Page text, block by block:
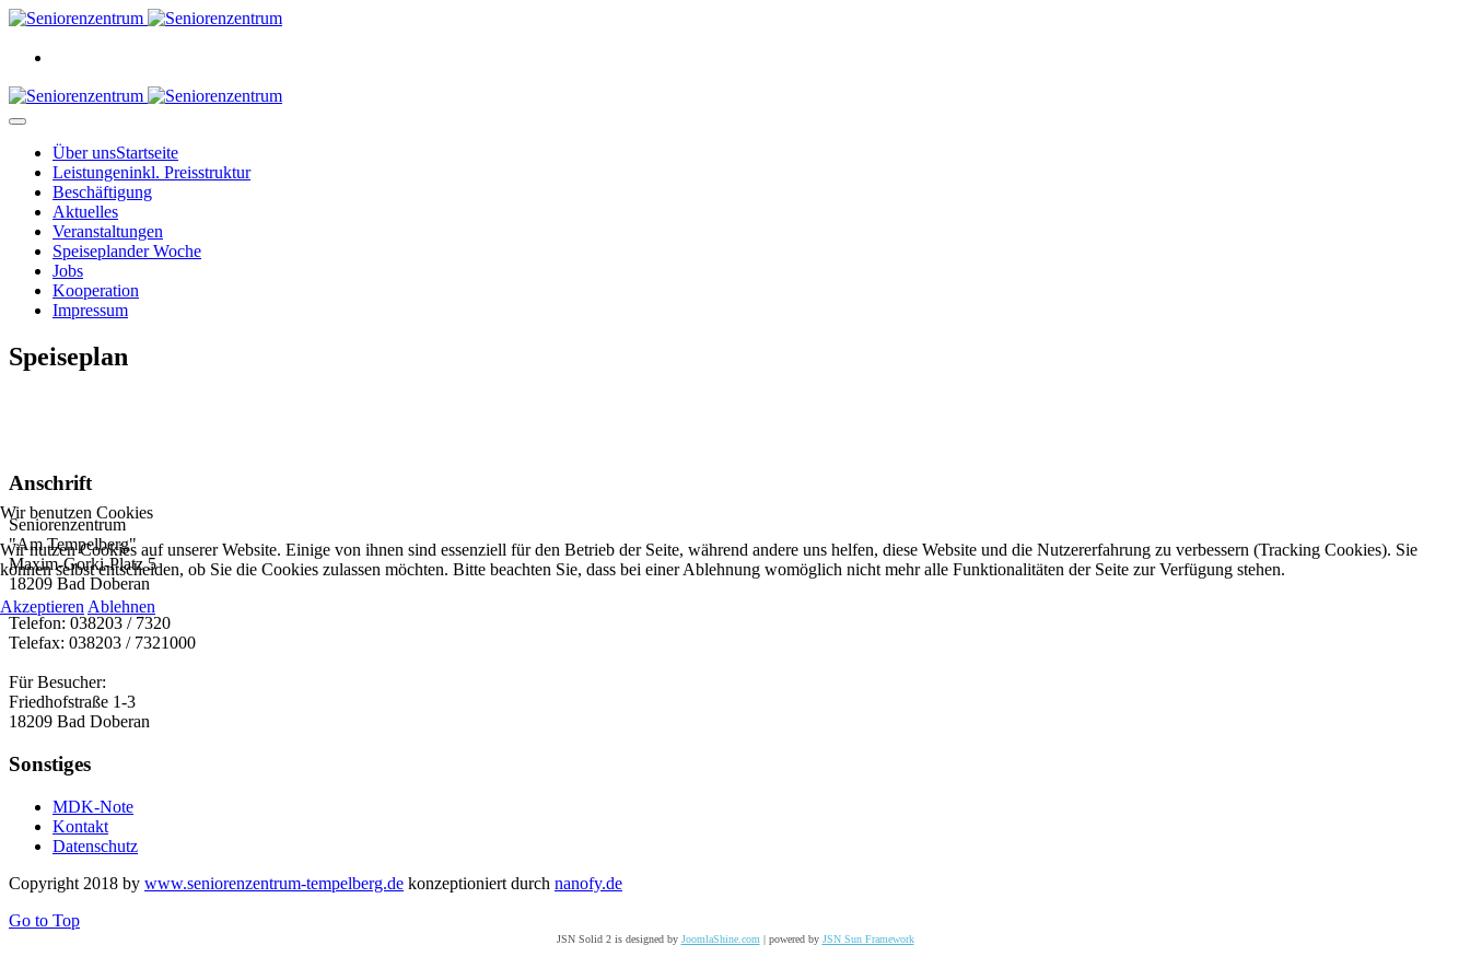
Über unsStartseite
Leistungeninkl. Preisstruktur
Beschäftigung
Aktuelles
Veranstaltungen
Speiseplander Woche
Jobs
Kooperation
Impressum
Speiseplan
Anschrift
Seniorenzentrum
"Am Tempelberg"
Maxim-Gorki-Platz 5
18209 Bad Doberan
Telefon: 038203 / 7320
Telefax: 038203 / 7321000
Für Besucher:
Friedhofstraße 1-3
18209 Bad Doberan
Sonstiges
MDK-Note
Kontakt
Datenschutz
Copyright 2018 by www.seniorenzentrum-tempelberg.de konzeptioniert durch nanofy.de
Go to Top
JSN Solid 2 is designed by JoomlaShine.com | powered by JSN Sun Framework
Wir benutzen Cookies
Wir nutzen Cookies auf unserer Website. Einige von ihnen sind essenziell für den Betrieb der Seite, während andere uns helfen, diese Website und die Nutzererfahrung zu verbessern (Tracking Cookies). Sie
können selbst entscheiden, ob Sie die Cookies zulassen möchten. Bitte beachten Sie, dass bei einer Ablehnung womöglich nicht mehr alle Funktionalitäten der Seite zur Verfügung stehen.
Akzeptieren Ablehnen